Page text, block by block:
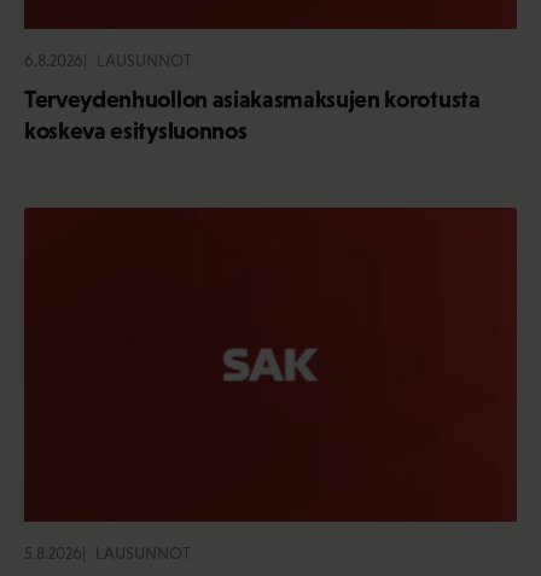
6.8.2026 LAUSUNNOT
Terveydenhuollon asiakasmaksujen korotusta
koskeva esitysluonnos
5.8.2026 LAUSUNNOT